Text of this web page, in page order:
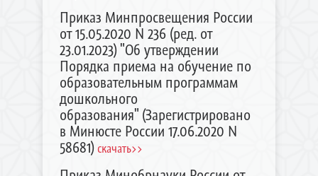
Приказ Минпросвещения России
от 15.05.2020 N 236 (ред. от
23.01.2023) "Об утверждении
Порядка приема на обучение по
образовательным программам
дошкольного
образования" (Зарегистрировано
в Минюсте России 17.06.2020 N
58681)скачать>>